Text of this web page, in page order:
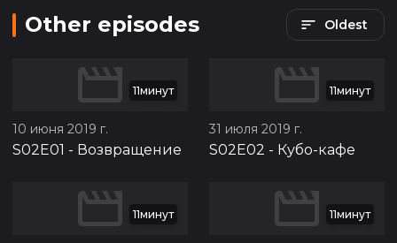
Other episodes Oldest
11минут
10 июня 2019 г.
S02E01 - Возвращение
11минут
31 июля 2019 г.
S02E02 - Кубо-кафе
11минут 11минут